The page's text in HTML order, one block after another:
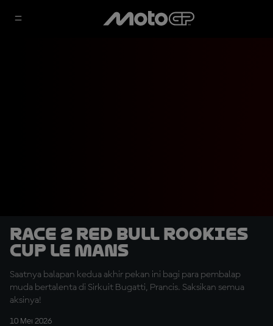
Race 2 Red Bull Rookies
Cup Le Mans
Saatnya balapan kedua akhir pekan ini bagi para pembalap
muda bertalenta di Sirkuit Bugatti, Prancis. Saksikan semua
aksinya!
10 Mei 2026